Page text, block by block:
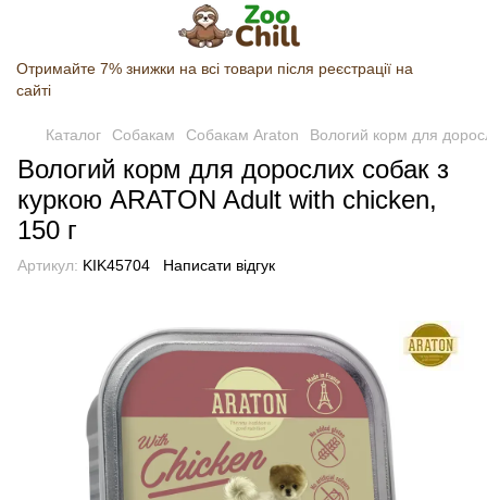
Отримайте 7% знижки на всі товари після реєстрації на
сайті
Каталог Собакам Собакам Araton Вологий корм для
Вологий корм для дорослих собак з
куркою ARATON Adult with chicken,
150 г
Артикул: KIK45704 Написати відгук